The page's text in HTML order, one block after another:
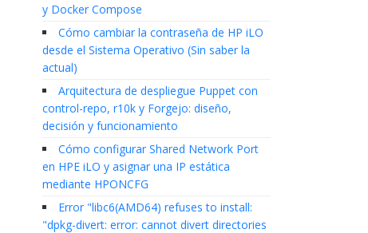
y Docker Compose
Cómo cambiar la contraseña de HP iLO
desde el Sistema Operativo (Sin saber la
actual)
Arquitectura de despliegue Puppet con
control-repo, r10k y Forgejo: diseño,
decisión y funcionamiento
Cómo configurar Shared Network Port
en HPE iLO y asignar una IP estática
mediante HPONCFG
Error "libc6(AMD64) refuses to install:
"dpkg-divert: error: cannot divert directories